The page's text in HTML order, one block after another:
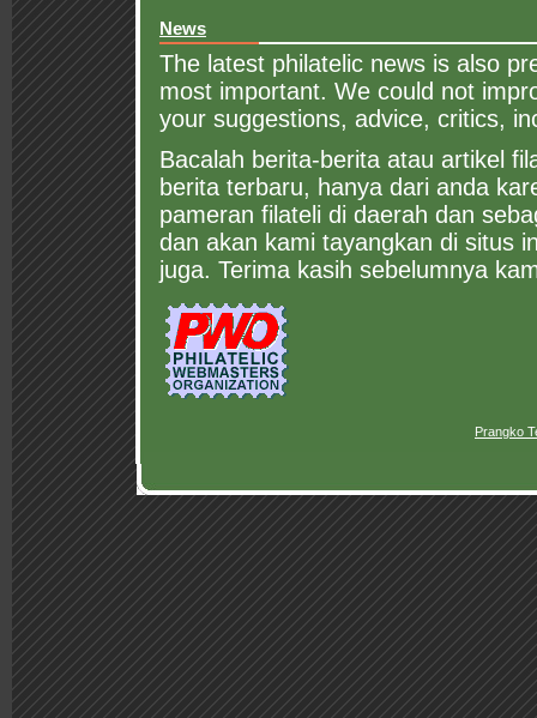
News
The latest philatelic news is also
most important. We could not
your suggestions, advice, critics,
Bacalah berita-berita atau artikel
berita terbaru, hanya dari anda
pameran filateli di daerah dan
dan akan kami tayangkan di situs
juga. Terima kasih sebelumnya
Prangko